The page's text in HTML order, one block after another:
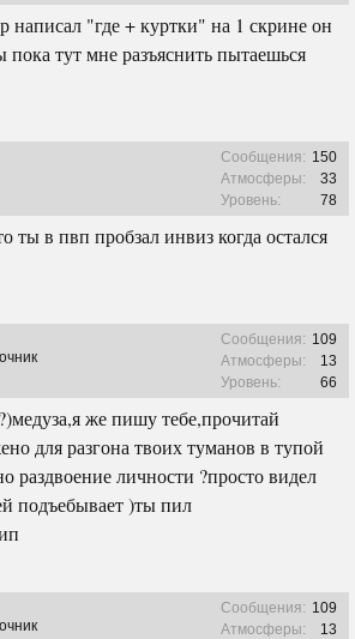
написал "где + куртки" на 1 скрине он
пока тут мне разъяснить пытаешься
Сообщения: 150
Атмосферы:
33
Уровень:
78
ты в пвп пробзал инвиз когда остался
Сообщения: 109
Атмосферы:
13
Уровень:
66
же пишу тебе,прочитай
для разгона твоих туманов в тупой
раздвоение личности ?просто видел
подъебывает )ты пил
Сообщения: 109
Атмосферы:
13